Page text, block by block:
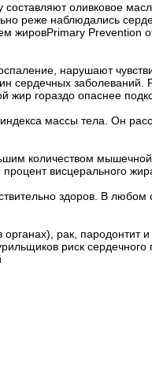
составляют оливковое
реже наблюдались
жировPrimary Prevention
нарушают
сердечных
жир гораздо опаснее
массы тела. Он
количеством
висцерального
здоров. В
рак, пародонтит
риск